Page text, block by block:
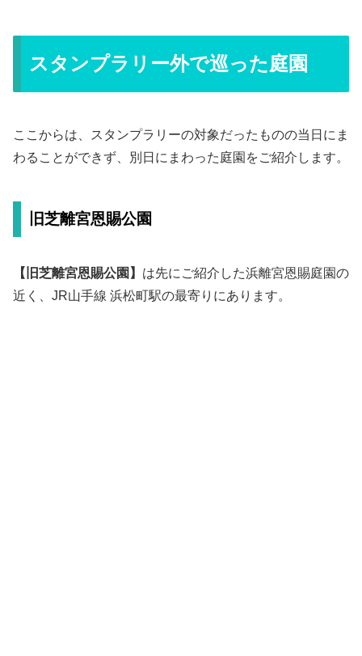
スタンプラリー外で巡った庭園
ここからは、スタンプラリーの対象だったものの当日にま
わることができず、別日にまわった庭園をご紹介します。
旧芝離宮恩賜公園
【旧芝離宮恩賜公園】 は先にご紹介した浜離宮恩賜庭園の
近く、JR山手線 浜松町駅の最寄りにあります。